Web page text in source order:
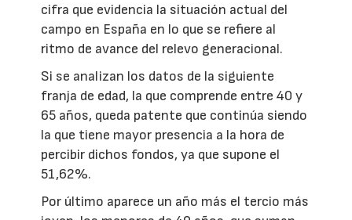
cifra que evidencia la situación actual del
campo en España en lo que se refiere al
ritmo de avance del relevo generacional.
Si se analizan los datos de la siguiente
franja de edad, la que comprende entre 40 y
65 años, queda patente que continúa siendo
la que tiene mayor presencia a la hora de
percibir dichos fondos, ya que supone el
51,62%.
Por último aparece un año más el tercio más